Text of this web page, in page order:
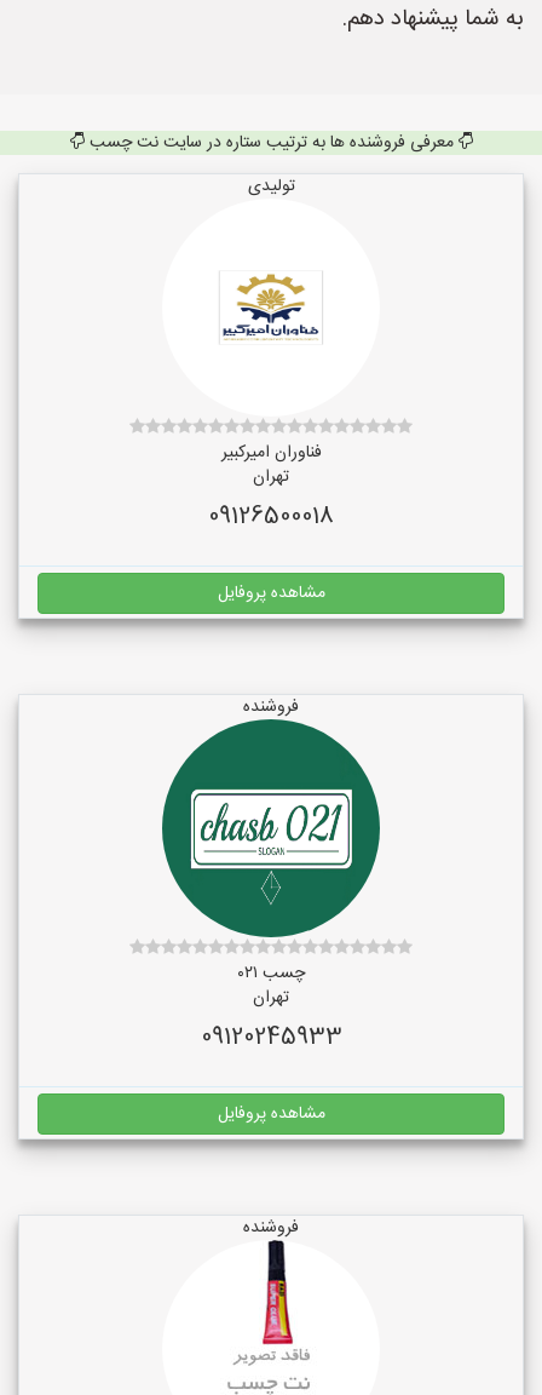
به شما پیشنهاد دهم.
معرفی فروشنده ها به ترتیب ستاره در سایت نت چسب
تولیدی
فناوران امیرکبیر
تهران
09126500018
مشاهده پروفایل
فروشنده
چسب ۰۲۱
تهران
09120245933
مشاهده پروفایل
فروشنده